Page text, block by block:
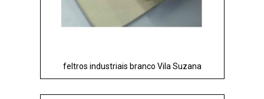
feltros industriais branco Vila Suzana